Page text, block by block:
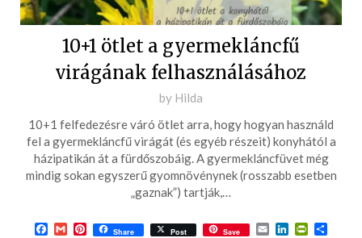
10+1 ötlet a gyermekláncfű
virágának felhasználásához
Posted
2024-
02-
17
by Hilda
10+1 felfedezésre váró ötlet arra, hogy hogyan használd
fel a gyermekláncfű virágát (és egyéb részeit) konyhától a
házipatikán át a fürdőszobáig. A gyermekláncfüvet még
mindig sokan egyszerű gyomnövénynek (rosszabb esetben
„gaznak”) tartják,…
Facebook
GmailPinterest
Share Post Save EmailLinkedIn